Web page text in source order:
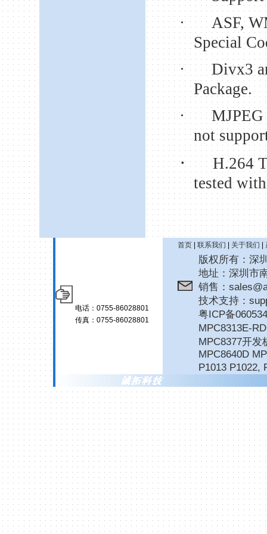
·
ASF,
Special
·
Divx3
Package.
·
not
·
H.264
tested
电话：0755-86028801
传真：0755-86028801
首页| 联系我们 关于我们
版权所有：深
地址：深圳市
销售：
技术支持：
粤ICP备
MPC8313E-
MPC8377开发
MPC8640D
P1013 P1022,